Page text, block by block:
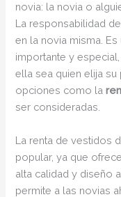
novia: la novia o
La responsabilidad
en la novia misma.
importante y
ella sea quien elija
opciones como la
ser consideradas.
La renta de vestidos
popular, ya que
alta calidad y diseño
permite a las novias